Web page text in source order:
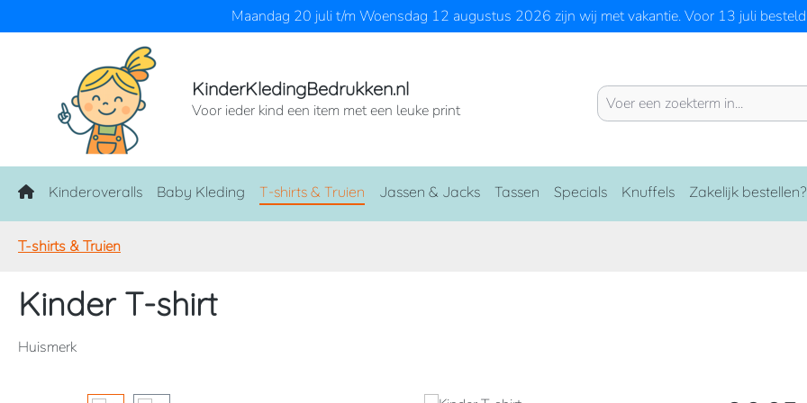
Maandag 20 juli t/m Woensdag 12 augustus 2026 zijn wij met vakantie. Voor 13 juli
KinderKledingBedrukken.nl
Voor ieder kind een item met een leuke print
Home
Kinderoveralls Baby Kleding T-shirts & Truien Jassen & Jacks Tassen Specials Knuffels Zakelijk bestellen?
T-shirts & Truien
Kinder T-shirt
Huismerk